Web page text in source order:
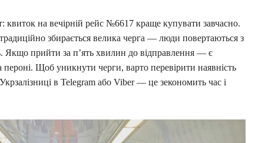
на вечірній рейс №6617 краще купувати завчасно.
збирається велика черга — люди повертаються з
Якщо прийти за п’ять хвилин до відправлення — є
Щоб уникнути черги, варто перевірити наявність
в Telegram або Viber — це зекономить час і